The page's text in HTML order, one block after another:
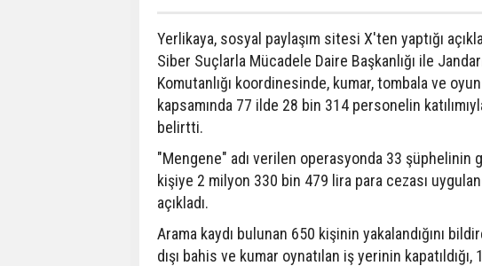
Yerlikaya, sosyal paylaşım sitesi X'ten yaptığı
Siber Suçlarla Mücadele Daire Başkanlığı ile
Komutanlığı koordinesinde, kumar, tombala ve
kapsamında 77 ilde 28 bin 314 personelin
belirtti.
"Mengene" adı verilen operasyonda 33 şüphelinin
kişiye 2 milyon 330 bin 479 lira para cezası
açıkladı.
Arama kaydı bulunan 650 kişinin yakalandığını
dışı bahis ve kumar oynatılan iş yerinin